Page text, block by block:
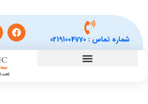
شماره تماس :02191004770